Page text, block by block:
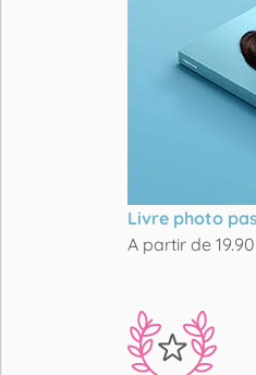
Livre photo
A partir de